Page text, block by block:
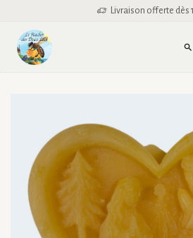
Livraison offerte dès